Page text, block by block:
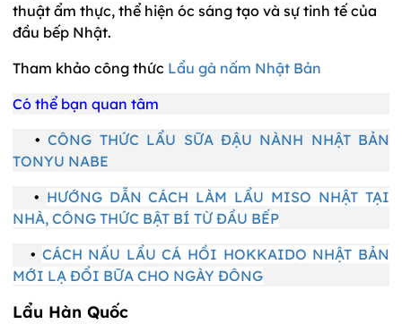
thuật ẩm thực, thể hiện óc sáng tạo và sự tinh tế của
đầu bếp Nhật.
Tham khảo công thức Lẩu gà nấm Nhật Bản
Có thể bạn quan tâm
•CÔNG THỨC LẨU SỮA ĐẬU NÀNH NHẬT BẢN
TONYU NABE
• HƯỚNG DẪN CÁCH LÀM LẨU MISO NHẬT TẠI
NHÀ, CÔNG THỨC BẬT BÍ TỪ ĐẦU BẾP
• CÁCH NẤU LẨU CÁ HỒI HOKKAIDO NHẬT BẢN
MỚI LẠ ĐỔI BỮA CHO NGÀY ĐÔNG
Lẩu Hàn Quốc